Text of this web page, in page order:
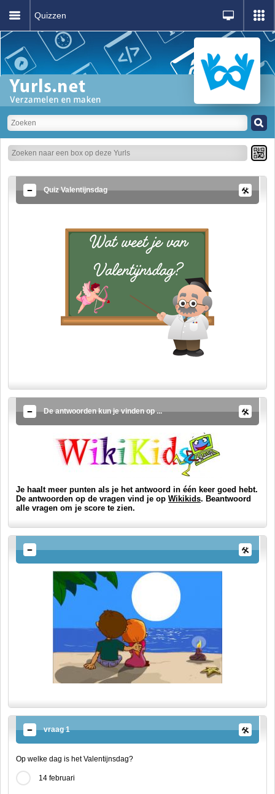
Quizzen
Quiz Valentijnsdag
De antwoorden kun je vinden op ...
Je haalt meer punten als je het antwoord in één keer goed hebt.
De antwoorden op de vragen vind je op Wikikids. Beantwoord
alle vragen om je score te zien.
vraag 1
Op welke dag is het Valentijnsdag?
14 februari